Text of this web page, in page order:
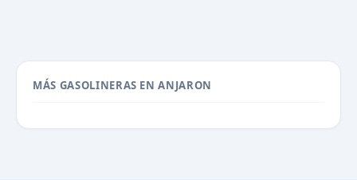
MÁS GASOLINERAS EN ANJARON